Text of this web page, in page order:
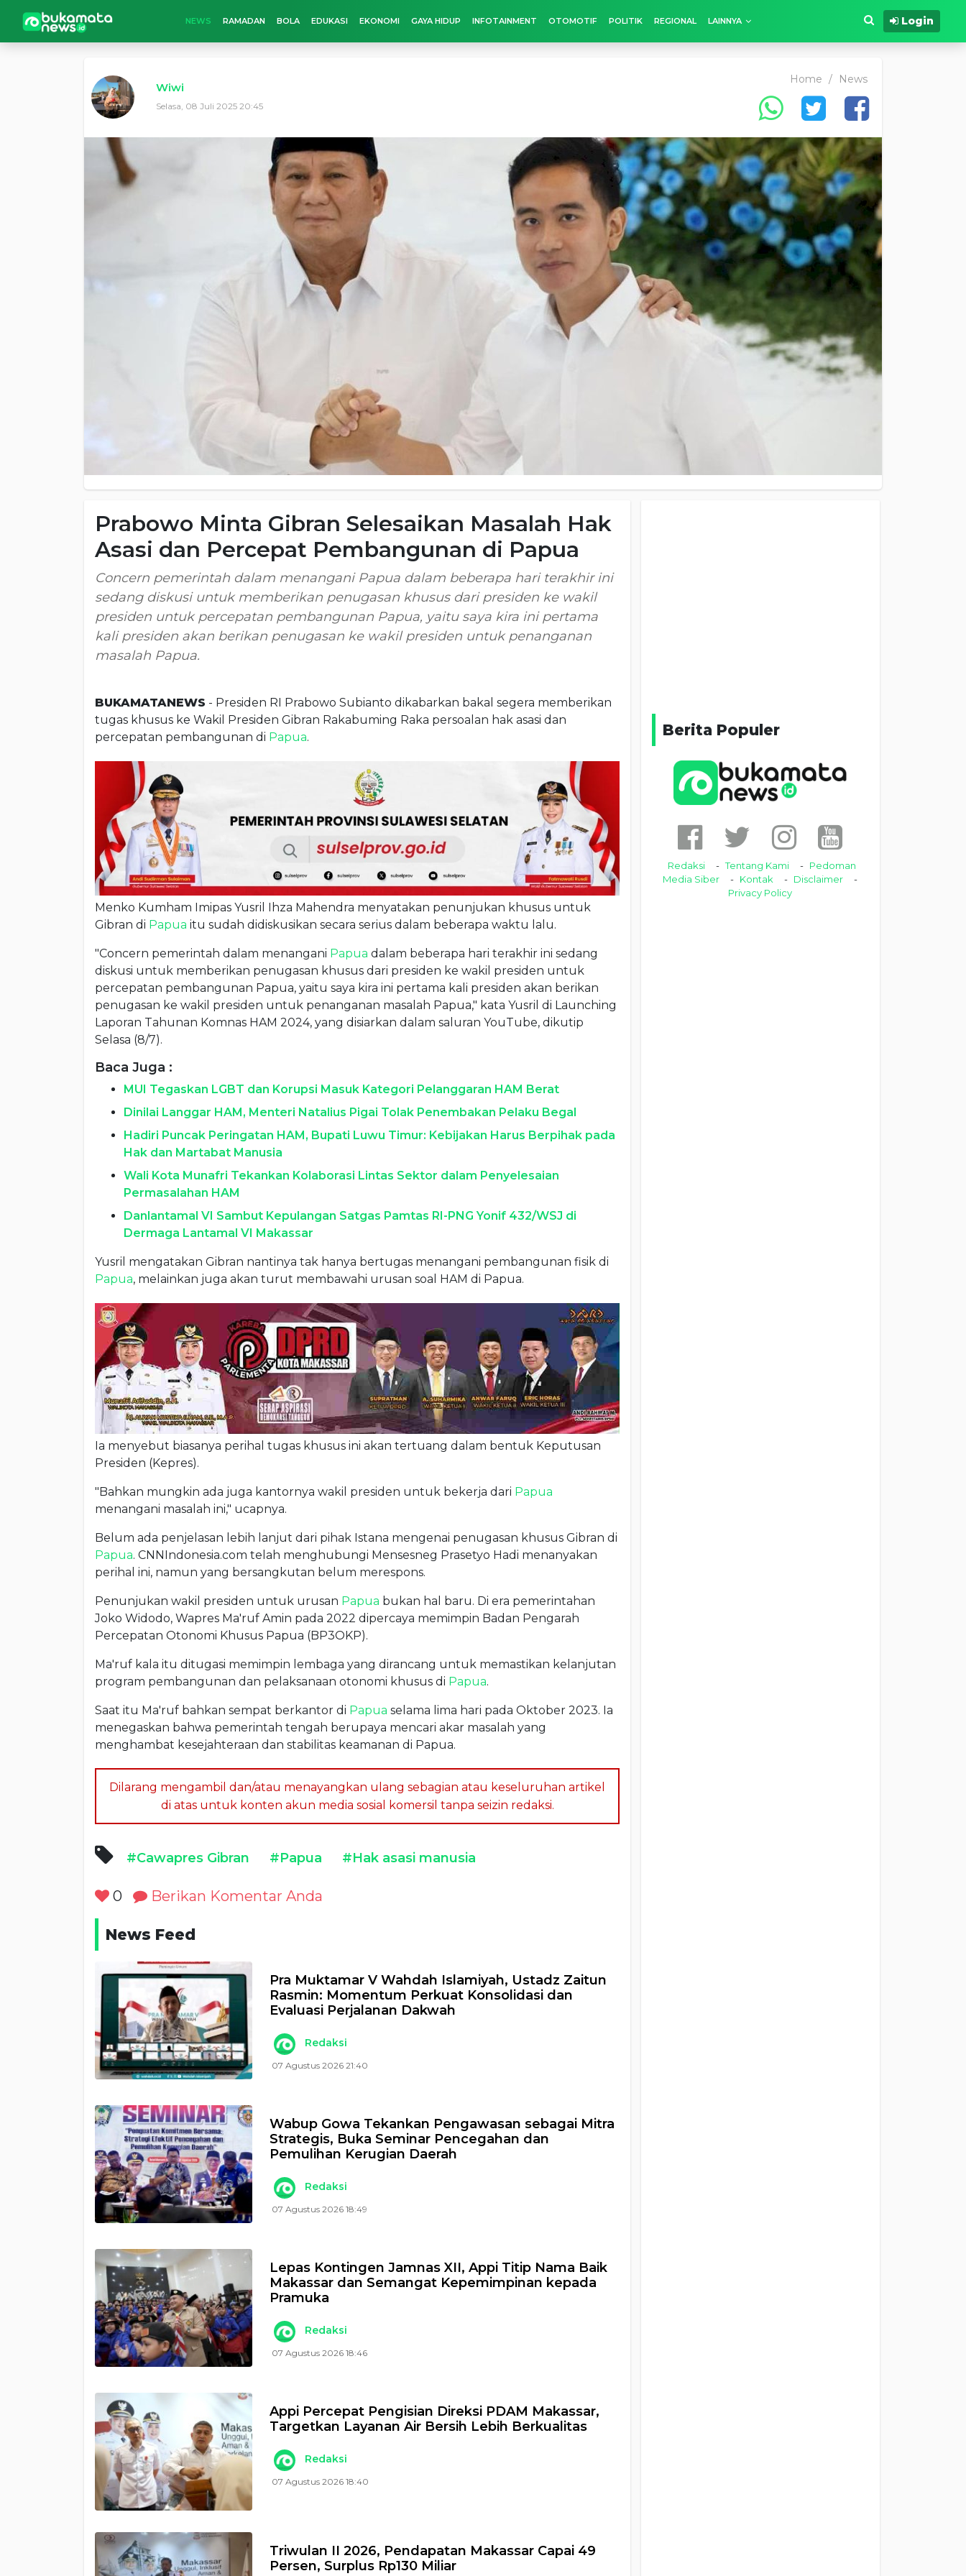
NEWS RAMADAN BOLA EDUKASI EKONOMI GAYA HIDUP INFOTAINMENT OTOMOTIF POLITIK REGIONAL LAINNYA Login
Wiwi
Selasa, 08 Juli 2025 20:45
Home / News
Prabowo Minta Gibran Selesaikan Masalah Hak
Asasi dan Percepat Pembangunan di Papua
Concern pemerintah dalam menangani Papua dalam beberapa hari terakhir ini
sedang diskusi untuk memberikan penugasan khusus dari presiden ke wakil
presiden untuk percepatan pembangunan Papua, yaitu saya kira ini pertama
kali presiden akan berikan penugasan ke wakil presiden untuk penanganan
masalah Papua.
BUKAMATANEWS - Presiden RI Prabowo Subianto dikabarkan bakal segera memberikan
tugas khusus ke Wakil Presiden Gibran Rakabuming Raka persoalan hak asasi dan
percepatan pembangunan di Papua.
Menko Kumham Imipas Yusril Ihza Mahendra menyatakan penunjukan khusus untuk
Gibran di Papua itu sudah didiskusikan secara serius dalam beberapa waktu lalu.
"Concern pemerintah dalam menangani Papua dalam beberapa hari terakhir ini sedang
diskusi untuk memberikan penugasan khusus dari presiden ke wakil presiden untuk
percepatan pembangunan Papua, yaitu saya kira ini pertama kali presiden akan berikan
penugasan ke wakil presiden untuk penanganan masalah Papua," kata Yusril di Launching
Laporan Tahunan Komnas HAM 2024, yang disiarkan dalam saluran YouTube, dikutip
Selasa (8/7).
Baca Juga :
MUI Tegaskan LGBT dan Korupsi Masuk Kategori Pelanggaran HAM Berat
Dinilai Langgar HAM, Menteri Natalius Pigai Tolak Penembakan Pelaku Begal
Hadiri Puncak Peringatan HAM, Bupati Luwu Timur: Kebijakan Harus Berpihak pada
Hak dan Martabat Manusia
Wali Kota Munafri Tekankan Kolaborasi Lintas Sektor dalam Penyelesaian
Permasalahan HAM
Danlantamal VI Sambut Kepulangan Satgas Pamtas RI-PNG Yonif 432/WSJ di
Dermaga Lantamal VI Makassar
Yusril mengatakan Gibran nantinya tak hanya bertugas menangani pembangunan fisik di
Papua, melainkan juga akan turut membawahi urusan soal HAM di Papua.
Ia menyebut biasanya perihal tugas khusus ini akan tertuang dalam bentuk Keputusan
Presiden (Kepres).
"Bahkan mungkin ada juga kantornya wakil presiden untuk bekerja dari Papua
menangani masalah ini," ucapnya.
Belum ada penjelasan lebih lanjut dari pihak Istana mengenai penugasan khusus Gibran di
Papua. CNNIndonesia.com telah menghubungi Mensesneg Prasetyo Hadi menanyakan
perihal ini, namun yang bersangkutan belum merespons.
Penunjukan wakil presiden untuk urusan Papua bukan hal baru. Di era pemerintahan
Joko Widodo, Wapres Ma'ruf Amin pada 2022 dipercaya memimpin Badan Pengarah
Percepatan Otonomi Khusus Papua (BP3OKP).
Ma'ruf kala itu ditugasi memimpin lembaga yang dirancang untuk memastikan kelanjutan
program pembangunan dan pelaksanaan otonomi khusus di Papua.
Saat itu Ma'ruf bahkan sempat berkantor di Papua selama lima hari pada Oktober 2023. Ia
menegaskan bahwa pemerintah tengah berupaya mencari akar masalah yang
menghambat kesejahteraan dan stabilitas keamanan di Papua.
Dilarang mengambil dan/atau menayangkan ulang sebagian atau keseluruhan artikel
di atas untuk konten akun media sosial komersil tanpa seizin redaksi.
#Cawapres Gibran #Papua #Hak asasi manusia
0 Berikan Komentar Anda
News Feed
Pra Muktamar V Wahdah Islamiyah, Ustadz Zaitun
Rasmin: Momentum Perkuat Konsolidasi dan
Evaluasi Perjalanan Dakwah
Redaksi
07 Agustus 2026 21:40
Wabup Gowa Tekankan Pengawasan sebagai Mitra
Strategis, Buka Seminar Pencegahan dan
Pemulihan Kerugian Daerah
Redaksi
07 Agustus 2026 18:49
Lepas Kontingen Jamnas XII, Appi Titip Nama Baik
Makassar dan Semangat Kepemimpinan kepada
Pramuka
Redaksi
07 Agustus 2026 18:46
Appi Percepat Pengisian Direksi PDAM Makassar,
Targetkan Layanan Air Bersih Lebih Berkualitas
Redaksi
07 Agustus 2026 18:40
Triwulan II 2026, Pendapatan Makassar Capai 49
Persen, Surplus Rp130 Miliar
Berita Populer
Redaksi Tentang Kami
Pedoman
Media Siber
Kontak
Disclaimer
Privacy Policy